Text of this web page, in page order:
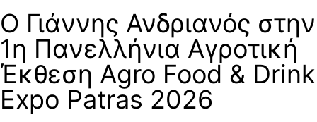
Ο Γιάννης Ανδριανός στην
1η Πανελλήνια Αγροτική
Έκθεση Agro Food & Drink
Expo Patras 2026